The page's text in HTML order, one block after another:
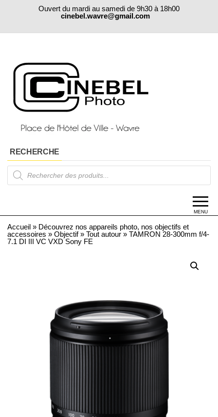
Ouvert du mardi au samedi de 9h30 à 18h00
cinebel.wavre@gmail.com
RECHERCHE
Products
search
MENU
Accueil » Découvrez nos appareils photo, nos objectifs et
accessoires » Objectif» Tout autour » TAMRON 28-300mm f/4-
7.1 DI III VC VXD Sony FE